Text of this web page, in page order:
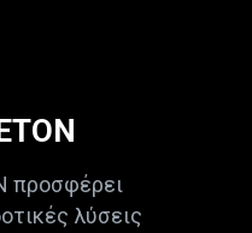
λύσεις